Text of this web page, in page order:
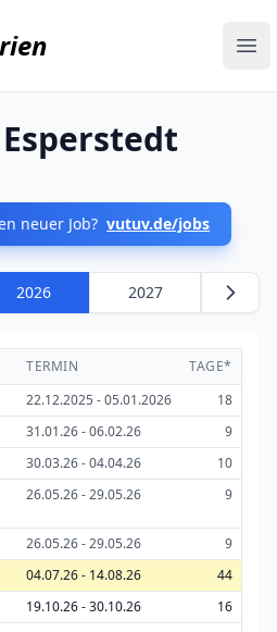
neuer Job? vutuv.de/jobs
2026 2027
TERMIN
TAGE*
22.12.2025 - 05.01.2026
18
31.01.26 - 06.02.26
9
30.03.26 - 04.04.26
10
26.05.26 - 29.05.26 9
26.05.26 - 29.05.26
9
04.07.26 - 14.08.26
44
19.10.26 - 30.10.26
16